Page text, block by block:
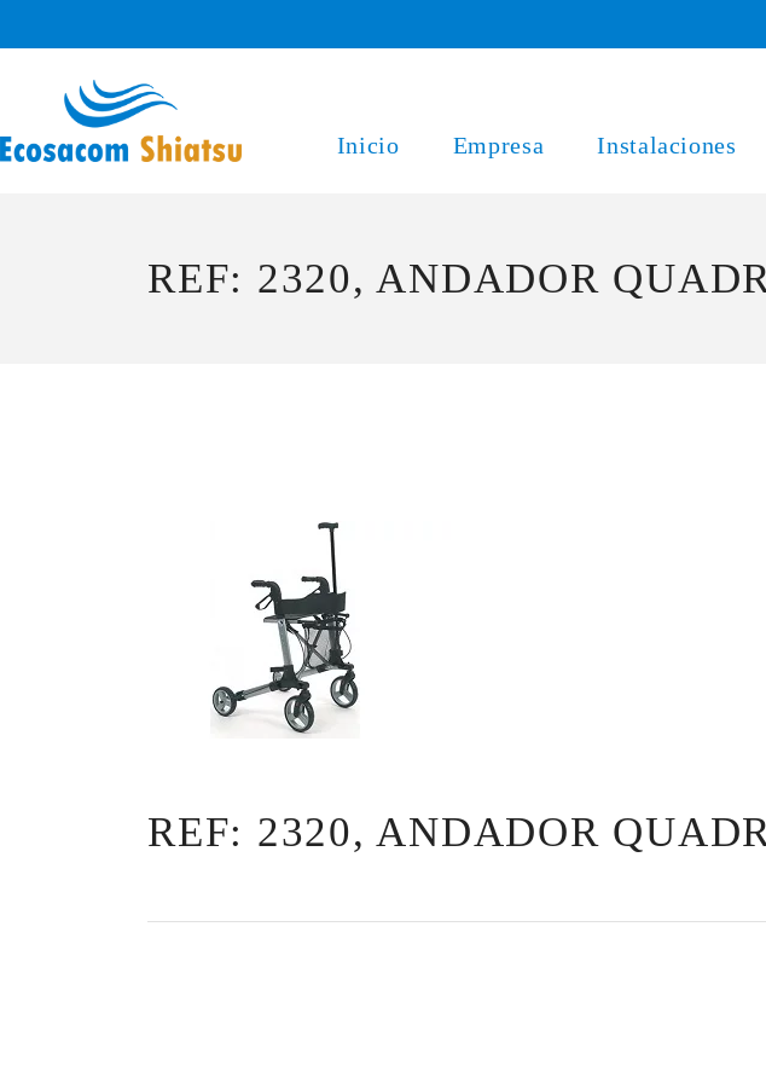
Inicio Empresa Instalaciones
REF: 2320, ANDADOR
REF: 2320, ANDADOR